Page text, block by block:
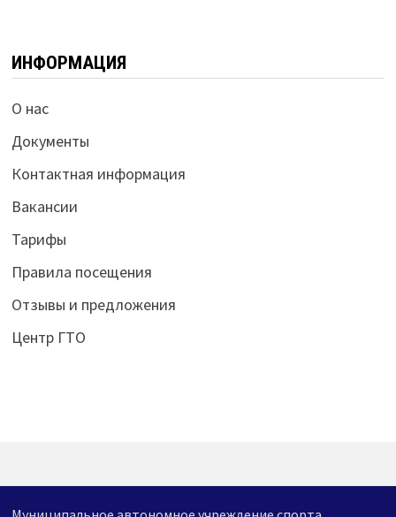
ИНФОРМАЦИЯ
О нас
Документы
Контактная информация
Вакансии
Тарифы
Правила посещения
Отзывы и предложения
Центр ГТО